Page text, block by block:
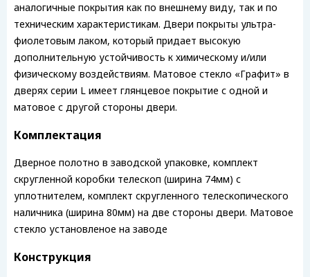
аналогичные покрытия как по внешнему виду, так и по
техническим характеристикам. Двери покрыты ультра-
фиолетовым лаком, который придает высокую
дополнительную устойчивость к химическому и/или
физическому воздействиям. Матовое стекло «Графит» в
дверях серии L имеет глянцевое покрытие с одной и
матовое с другой стороны двери.
Комплектация
Дверное полотно в заводской упаковке, комплект
скругленной коробки телескоп (ширина 74мм) с
уплотнителем, комплект скругленного телескопического
наличника (ширина 80мм) на две стороны двери. Матовое
стекло установленое на заводе
Конструкция